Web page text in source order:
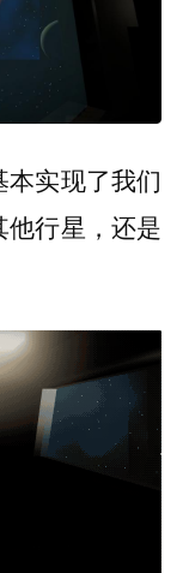
实现了我们
行星，还是